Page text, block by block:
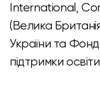
International,
(Велика
України та
підтримки